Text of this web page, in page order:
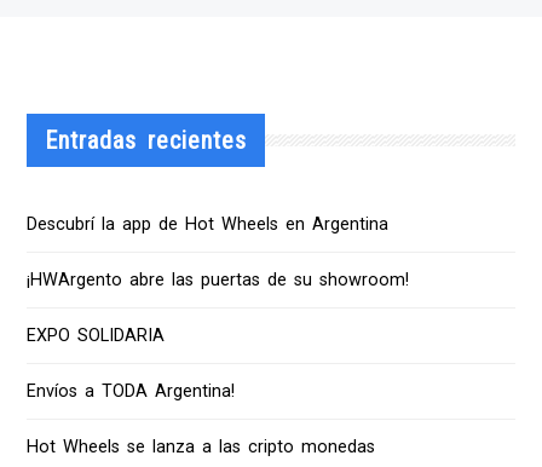
Entradas recientes
Descubrí la app de Hot Wheels en Argentina
¡HWArgento abre las puertas de su showroom!
EXPO SOLIDARIA
Envíos a TODA Argentina!
Hot Wheels se lanza a las cripto monedas